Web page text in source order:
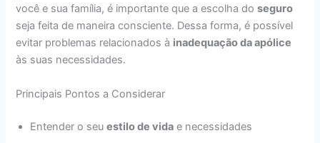
você e sua família, é importante que a escolha doseguro
seja feita de maneira consciente. Dessa forma, é possível
evitar problemas relacionados à inadequação da apólice
às suas necessidades.
Principais Pontos a Considerar
Entender o seuestilo de vida e necessidades